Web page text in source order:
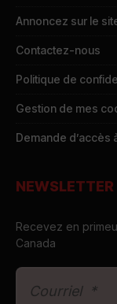
Annoncez sur le
Contactez-nous
Politique de
Gestion de mes
Demande d’accès
NEWSLETTER
Recevez en
Canada